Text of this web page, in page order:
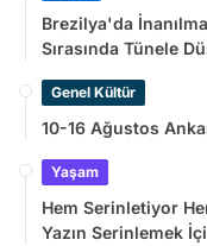
Brezilya'da
Sırasında Tünele
Genel Kültür
10-16 Ağustos
Yaşam
Hem Serinletiyor
Yazın Serinlemek